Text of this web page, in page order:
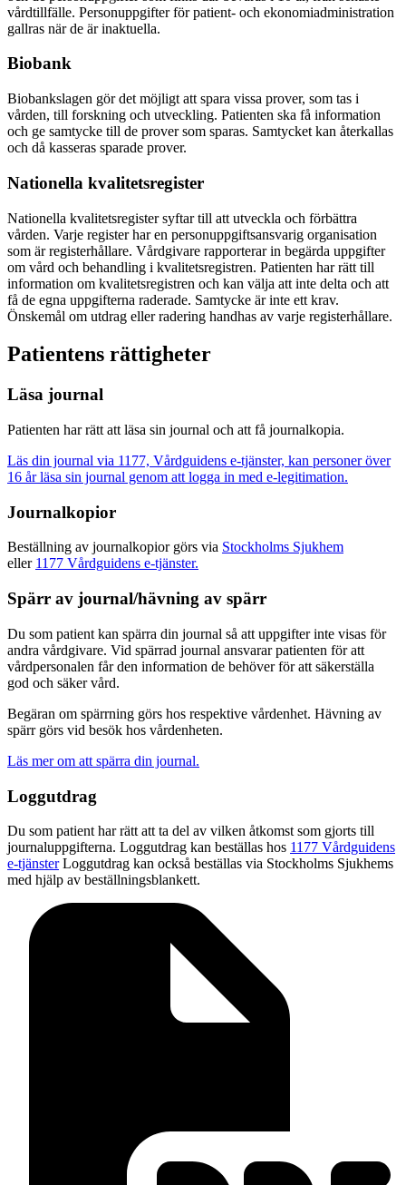
vårdtillfälle. Personuppgifter för patient- och ekonomiadministration
gallras när de är inaktuella.
Biobank
Biobankslagen gör det möjligt att spara vissa prover, som tas i
vården, till forskning och utveckling. Patienten ska få information
och ge samtycke till de prover som sparas. Samtycket kan återkallas
och då kasseras sparade prover.
Nationella kvalitetsregister
Nationella kvalitetsregister syftar till att utveckla och förbättra
vården. Varje register har en personuppgiftsansvarig organisation
som är registerhållare. Vårdgivare rapporterar in begärda uppgifter
om vård och behandling i kvalitetsregistren. Patienten har rätt till
information om kvalitetsregistren och kan välja att inte delta och att
få de egna uppgifterna raderade. Samtycke är inte ett krav.
Önskemål om utdrag eller radering handhas av varje registerhållare.
Patientens rättigheter
Läsa journal
Patienten har rätt att läsa sin journal och att få journalkopia.
Läs din journal via 1177, Vårdguidens e-tjänster, kan personer över
16 år läsa sin journal genom att logga in med e-legitimation.
Journalkopior
Beställning av journalkopior görs via Stockholms Sjukhem
eller 1177 Vårdguidens e-tjänster.
Spärr av journal/hävning av spärr
Du som patient kan spärra din journal så att uppgifter inte visas för
andra vårdgivare. Vid spärrad journal ansvarar patienten för att
vårdpersonalen får den information de behöver för att säkerställa
god och säker vård.
Begäran om spärrning görs hos respektive vårdenhet. Hävning av
spärr görs vid besök hos vårdenheten.
Läs mer om att spärra din journal.
Loggutdrag
Du som patient har rätt att ta del av vilken åtkomst som gjorts till
journaluppgifterna. Loggutdrag kan beställas hos 1177 Vårdguidens
e-tjänsterLoggutdrag kan också beställas via Stockholms Sjukhems
med hjälp av beställningsblankett.